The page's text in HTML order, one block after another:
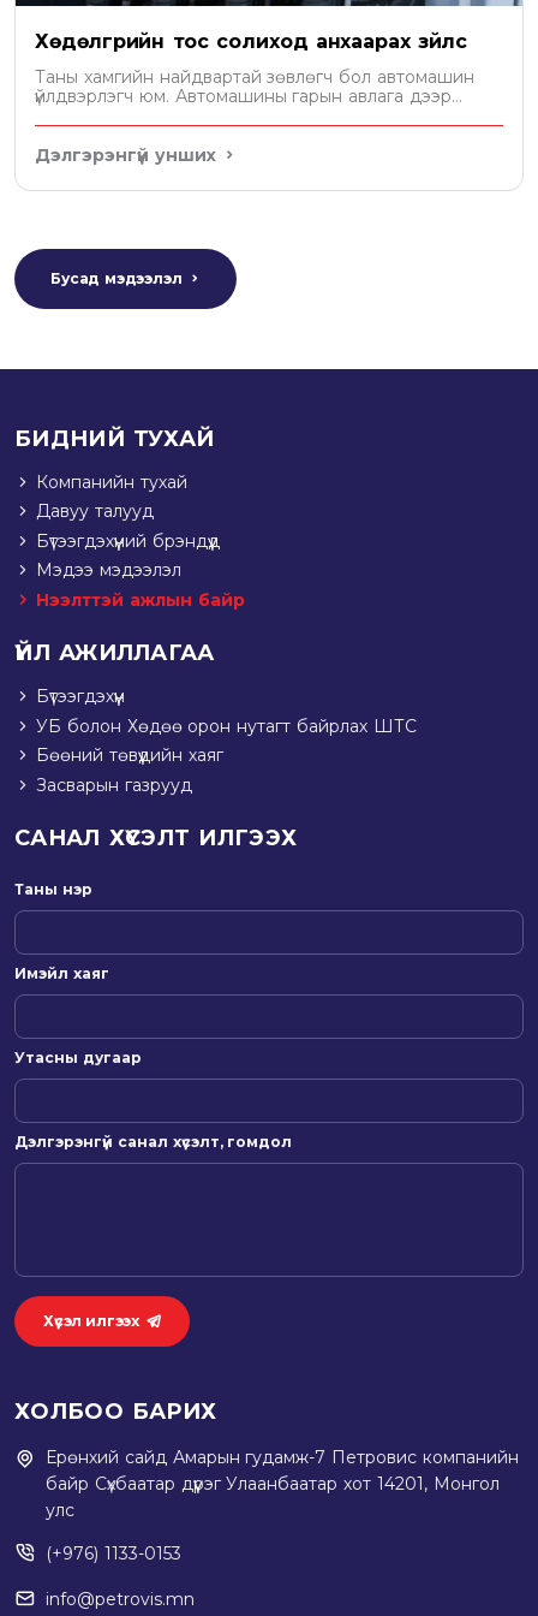
Хөдөлгүүрийн тос солиход анхаарах зүйлс
Таны хамгийн найдвартай зөвлөгч бол автомашин
үйлдвэрлэгч юм. Автомашины гарын авлага дээр
Дэлгэрэнгүй унших
Бусад мэдээлэл
БИДНИЙ ТУХАЙ
Компанийн тухай
Давуу талууд
Бүтээгдэхүүний брэндүүд
Мэдээ мэдээлэл
Нээлттэй ажлын байр
ҮЙЛ АЖИЛЛАГАА
Бүтээгдэхүүн
УБ болон Хөдөө орон нутагт байрлах ШТС
Бөөний төвүүдийн хаяг
Засварын газрууд
САНАЛ ХҮСЭЛТ ИЛГЭЭХ
Таны нэр
Имэйл хаяг
Утасны дугаар
Дэлгэрэнгүй санал хүсэлт, гомдол
Хүсэл илгээх
ХОЛБОО БАРИХ
Ерөнхий сайд Амарын гудамж-7 Петровис компанийн
байр Сүхбаатар дүүрэг Улаанбаатар хот 14201, Монгол
улс
(+976) 1133-0153
info@petrovis.mn